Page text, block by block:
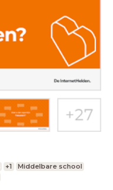
+1
Middelbare school